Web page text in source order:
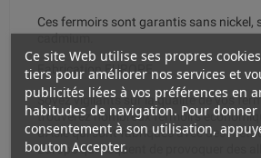
Ces fermoirs sont garantis sans nickel,
cadmium.
Fabrication EUROPE.
Soyez vigilants sur la qualite de vos
trouverez nombreux fermoirs
d'Asie qui sont fabriques avec des
Europe qui risquent de provoquer des
Ce site Web utilise ses propres
tiers pour améliorer nos services et
publicités liées à vos préférences en
habitudes de navigation. Pour donner
consentement à son utilisation,
bouton Accepter.